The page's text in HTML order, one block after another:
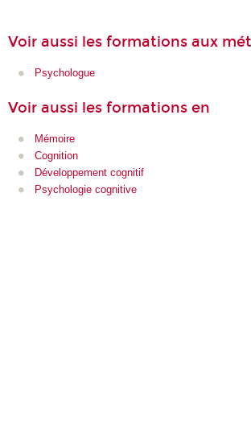
Voir aussi les formations aux
Psychologue
Voir aussi les formations en
Mémoire
Cognition
Développement cognitif
Psychologie cognitive